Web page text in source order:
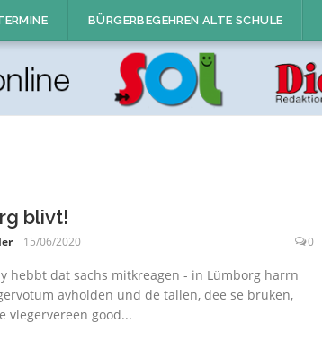
BÜRGERBEGEHREN ALTE SCHULE
blivt!
15/06/2020 0
hebbt dat sachs mitkreagen - in Lümborg harrn
avholden und de tallen, dee se bruken,
vlegervereen good...